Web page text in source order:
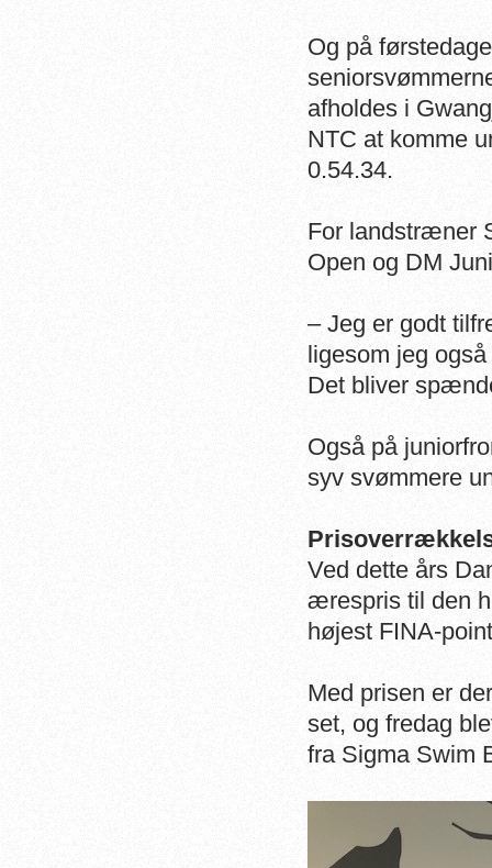
Og på
afholdes i
NTC at komme
0.54.34.
For landstræner
Open og DM
– Jeg er godt
ligesom jeg
Det bliver
Også på
syv svømmere
Ved dette års
ærespris til den
højest FINA-
Med prisen er
set, og fredag
fra Sigma Swim